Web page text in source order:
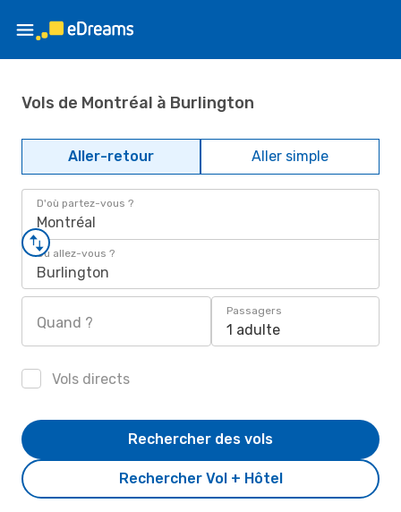
Vols de Montréal à Burlington
Aller-retour Aller simple
D'où partez-vous ?
Montréal
Où allez-vous ?
Burlington
Quand ?
Passagers
1 adulte
Vols directs
Rechercher Vol + Hôtel
Rechercher des vols